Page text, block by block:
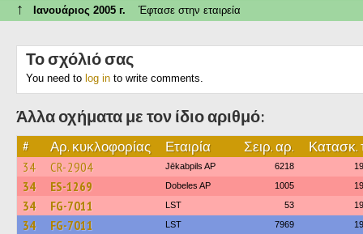
↑ Ιανουάριος 2005 г. Έφτασε στην εταιρεία
Το σχόλιό σας
You need to log in to write comments.
Άλλα οχήματα με τον ίδιο αριθμό:
# Αρ. κυκλοφορίας Εταιρία Σειρ. αρ. Κατασκ.
34 CR-2904 Jēkabpils AP 6218
34 ES-1269 Dobeles AP 1005
34 FG-7011 LST 53
34 FG-7011 LST 7969